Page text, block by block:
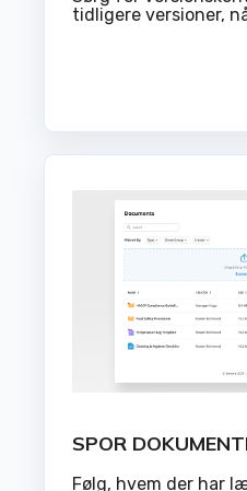
tidligere versioner,
SPOR
Følg, hvem der har